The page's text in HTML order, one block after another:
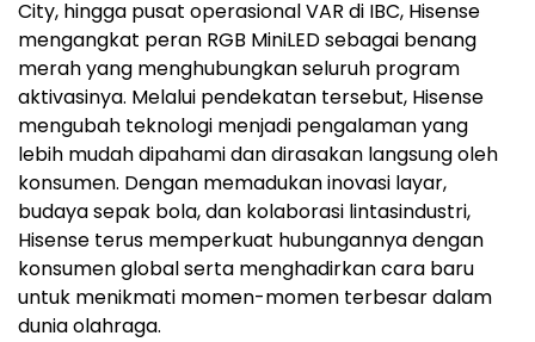
City, hingga pusat operasional VAR di IBC, Hisense
mengangkat peran RGB MiniLED sebagai benang
merah yang menghubungkan seluruh program
aktivasinya. Melalui pendekatan tersebut, Hisense
mengubah teknologi menjadi pengalaman yang
lebih mudah dipahami dan dirasakan langsung oleh
konsumen. Dengan memadukan inovasi layar,
budaya sepak bola, dan kolaborasi lintasindustri,
Hisense terus memperkuat hubungannya dengan
konsumen global serta menghadirkan cara baru
untuk menikmati momen-momen terbesar dalam
dunia olahraga.